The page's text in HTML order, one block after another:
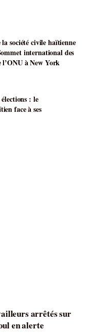
société civile haïtienne
international des
à New York
: le
face à ses
arrêtés sur
en alerte